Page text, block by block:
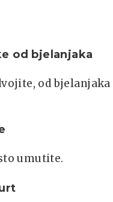
od bjelanjaka
od
umutite.